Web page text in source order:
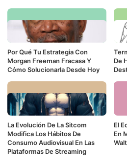
Por Qué Tu Estrategia Con
Morgan Freeman Fracasa Y
Cómo Solucionarla Desde Hoy
De
La Evolución De La Sitcom
Modifica Los Hábitos De
Consumo Audiovisual En Las
Plataformas De Streaming
El
En